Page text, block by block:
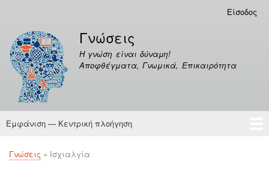
περιεχόμενο
λογαριασμού
χρήστη
Είσοδος
Γνώσεις
Η γνώση είναι δύναμη!
Αποφθέγματα, Γνωμικά, Επικαιρότητα
Κεντρική
Εμφάνιση — Κεντρική πλοήγηση
Γνώσεις
Αποφθέγματα
Breadcrumb
Γνώσεις Ισχιαλγία